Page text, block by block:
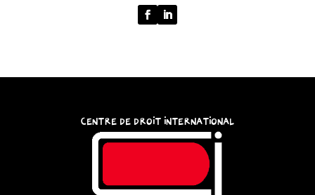
CENTRE DE DROIT INTERNATIONAL